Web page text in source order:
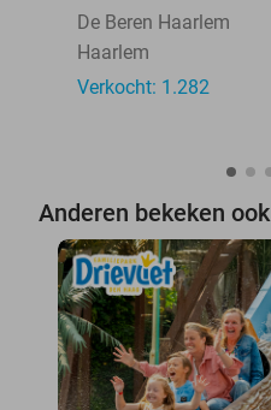
De Beren Haarlem
Haarlem
Verkocht: 1.282
Anderen bekeken ook